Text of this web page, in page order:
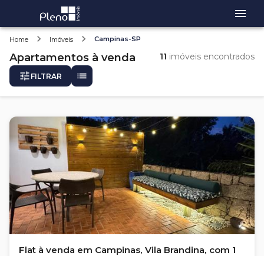
Home Imóveis Campinas-SP
Apartamentos à venda 11 imóveis encontrados
FILTRAR
Flat à venda em Campinas, Vila Brandina, com 1